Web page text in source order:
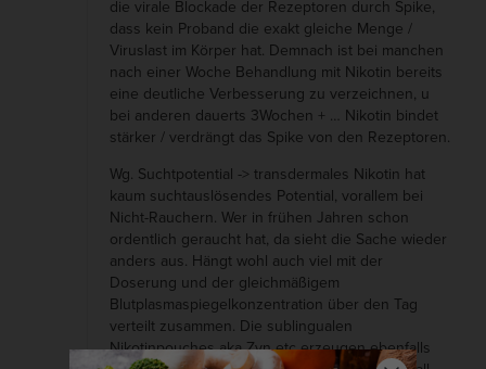
i
d
?
)
die virale Blockade der Rezeptoren durch Spike,
dass kein Proband die exakt gleiche Menge /
Viruslast im Körper hat. Demnach ist bei manchen
nach einer Woche Behandlung mit Nikotin bereits
eine deutliche Verbesserung zu verzeichnen, u
bei anderen dauerts 3Wochen + … Nikotin bindet
stärker / verdrängt das Spike von den Rezeptoren.
Wg. Suchtpotential -> transdermales Nikotin hat
kaum suchtauslösendes Potential, vorallem bei
Nicht-Rauchern. Wer in frühen Jahren schon
ordentlich geraucht hat, da sieht die Sache wieder
anders aus. Hängt wohl auch viel mit der
Doserung und der gleichmäßigem
Blutplasmaspiegelkonzentration über den Tag
verteilt zusammen. Die sublingualen
Nikotinpouches aka Zyn etc erzeugen ebenfalls